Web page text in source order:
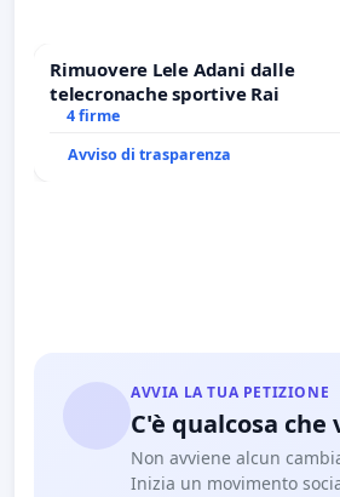
Rimuovere Lele Adani dalle
telecronache sportive Rai
4 firme
Avviso di trasparenza
AVVIA LA TUA PETIZIONE
C'è qualcosa
Non avviene alcun
Inizia un movimento